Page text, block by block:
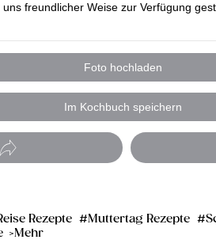
freundlicher Weise zur Verfügung
Foto hochladen
Im Kochbuch speichern
Rezepte Muttertag Rezepte
Mehr